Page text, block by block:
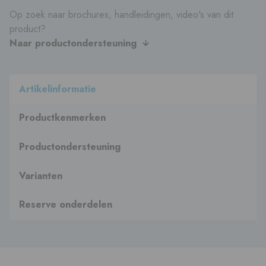
Op zoek naar brochures, handleidingen, video's van dit
product?
Naar productondersteuning
Artikelinformatie
Productkenmerken
Productondersteuning
Varianten
Reserve onderdelen